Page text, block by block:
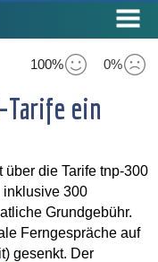
100% 0%
Tarife ein
über die Tarife tnp-300
inklusive 300
Grundgebühr.
Ferngespräche auf
gesenkt. Der